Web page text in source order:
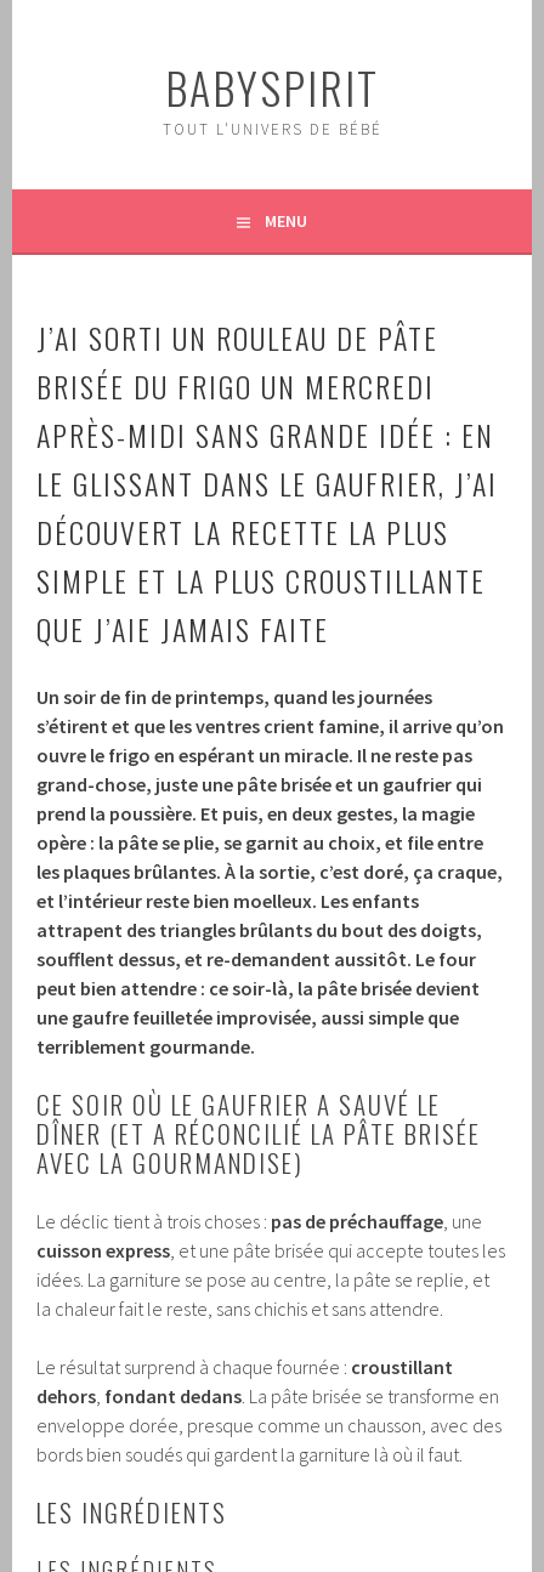
BABYSPIRIT
TOUT L'UNIVERS DE BÉBÉ
MENU
J’AI SORTI UN ROULEAU DE PÂTE
BRISÉE DU FRIGO UN MERCREDI
APRÈS-MIDI SANS GRANDE IDÉE : EN
LE GLISSANT DANS LE GAUFRIER, J’AI
DÉCOUVERT LA RECETTE LA PLUS
SIMPLE ET LA PLUS CROUSTILLANTE
QUE J’AIE JAMAIS FAITE
Un soir de fin de printemps, quand les journées
s’étirent et que les ventres crient famine, il arrive qu’on
ouvre le frigo en espérant un miracle. Il ne reste pas
grand-chose, juste une pâte brisée et un gaufrier qui
prend la poussière. Et puis, en deux gestes, la magie
opère : la pâte se plie, se garnit au choix, et file entre
les plaques brûlantes. À la sortie, c’est doré, ça craque,
et l’intérieur reste bien moelleux. Les enfants
attrapent des triangles brûlants du bout des doigts,
soufflent dessus, et re-demandent aussitôt. Le four
peut bien attendre : ce soir-là, la pâte brisée devient
une gaufre feuilletée improvisée, aussi simple que
terriblement gourmande.
CE SOIR OÙ LE GAUFRIER A SAUVÉ LE
DÎNER (ET A RÉCONCILIÉ LA PÂTE BRISÉE
AVEC LA GOURMANDISE)
Le déclic tient à trois choses : pas de préchauffage, une
cuisson express, et une pâte brisée qui accepte toutes les
idées. La garniture se pose au centre, la pâte se replie, et
la chaleur fait le reste, sans chichis et sans attendre.
Le résultat surprend à chaque fournée : croustillant
dehors, fondant dedans. La pâte brisée se transforme en
enveloppe dorée, presque comme un chausson, avec des
bords bien soudés qui gardent la garniture là où il faut.
LES INGRÉDIENTS